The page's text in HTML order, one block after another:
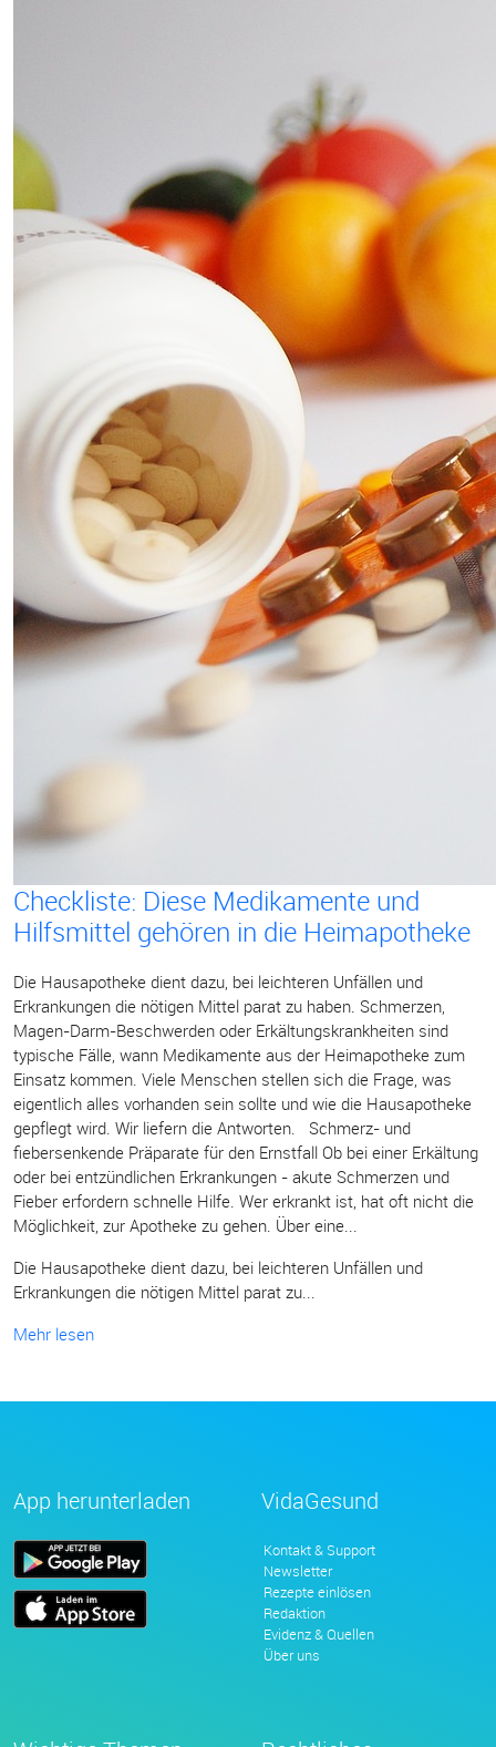
Checkliste: Diese Medikamente und
Hilfsmittel gehören in die Heimapotheke
Die Hausapotheke dient dazu, bei leichteren Unfällen und
Erkrankungen die nötigen Mittel parat zu haben. Schmerzen,
Magen-Darm-Beschwerden oder Erkältungskrankheiten sind
typische Fälle, wann Medikamente aus der Heimapotheke zum
Einsatz kommen. Viele Menschen stellen sich die Frage, was
eigentlich alles vorhanden sein sollte und wie die Hausapotheke
gepflegt wird. Wir liefern die Antworten. Schmerz- und
fiebersenkende Präparate für den Ernstfall Ob bei einer Erkältung
oder bei entzündlichen Erkrankungen - akute Schmerzen und
Fieber erfordern schnelle Hilfe. Wer erkrankt ist, hat oft nicht die
Möglichkeit, zur Apotheke zu gehen. Über eine...
Die Hausapotheke dient dazu, bei leichteren Unfällen und
Erkrankungen die nötigen Mittel parat zu...
Mehr lesen
App herunterladen VidaGesund
Kontakt & Support
Newsletter
Rezepte einlösen
Redaktion
Evidenz & Quellen
Über uns